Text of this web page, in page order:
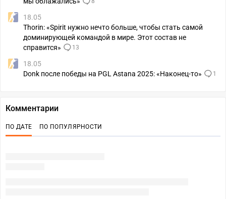
18.05
Thorin: «Spirit нужно нечто больше, чтобы стать самой
доминирующей командой в мире. Этот состав не
справится»
13
18.05
Donk после победы на PGL Astana 2025: «Наконец-то»
1
Комментарии
ПО ДАТЕ ПО ПОПУЛЯРНОСТИ